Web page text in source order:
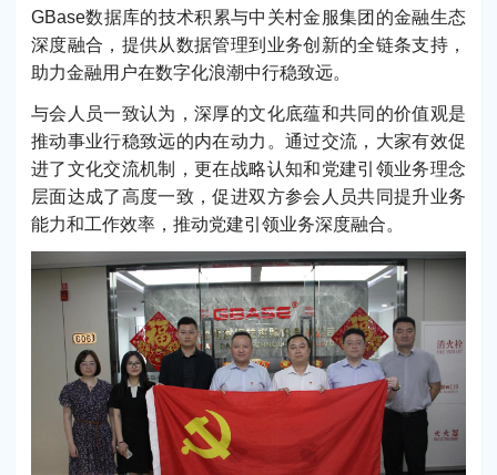
GBase数据库的技术积累与中关村金服集团的金融生态
深度融合，提供从数据管理到业务创新的全链条支持，
助力金融用户在数字化浪潮中行稳致远。
与会人员一致认为，深厚的文化底蕴和共同的价值观是
推动事业行稳致远的内在动力。通过交流，大家有效促
进了文化交流机制，更在战略认知和党建引领业务理念
层面达成了高度一致，促进双方参会人员共同提升业务
能力和工作效率，推动党建引领业务深度融合。